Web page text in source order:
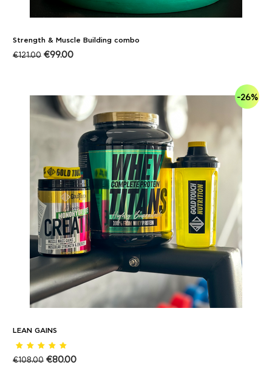
Strength & Muscle Building combo
€121.00 €99.00
-26%
LEAN GAINS
€108.00 €80.00